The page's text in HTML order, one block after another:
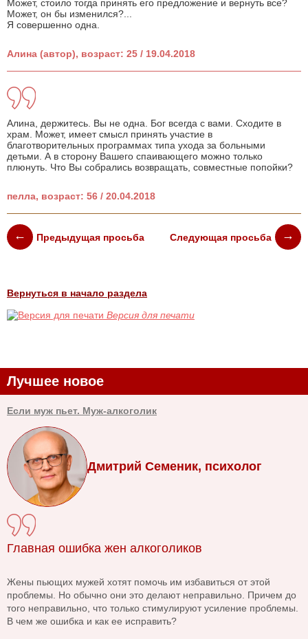
Может, стоило тогда принять его предложение и вернуть все?
Может, он бы изменился?...
Я совершенно одна.
Алина (автор), возраст: 25 / 19.04.2018
Алина, держитесь. Вы не одна. Бог всегда с вами. Сходите в
храм. Может, имеет смысл принять участие в
благотворительных программах типа ухода за больными
детьми. А в сторону Вашего спаивающего можно только
плюнуть. Что Вы собрались возвращать, совместные попойки?
пелла, возраст: 56 / 20.04.2018
Предыдущая просьба Следующая просьба
Вернуться в начало раздела
Версия для печати
Лучшее новое
Если муж пьет. Муж-алкоголик
Дмитрий Семеник, психолог
Главная ошибка жен алкоголиков
Жены пьющих мужей хотят помочь им избавиться от этой
проблемы. Но обычно они это делают неправильно. Причем до
того неправильно, что только стимулируют усиление проблемы.
В чем же ошибка и как ее исправить?